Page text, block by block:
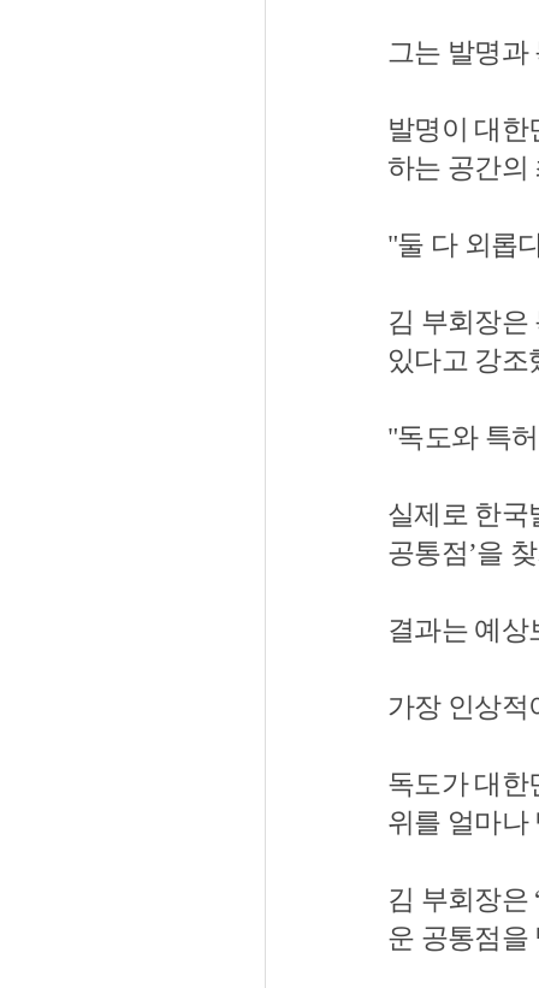
그는 발명과
발명이 대한
하는 공간의
"둘 다 외롭
김 부회장은
있다고 강조
"독도와 특
실제로 한국
공통점’을
결과는 예상
가장 인상적
독도가 대한
위를 얼마나
김 부회장은
운 공통점을